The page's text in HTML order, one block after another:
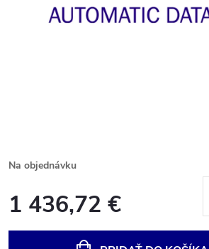
Na objednávku
1 436,72 €